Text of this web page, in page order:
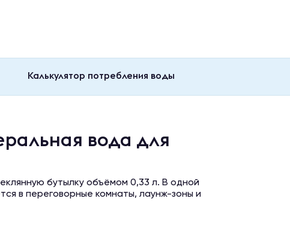
Калькулятор потребления воды
вода для
бутылку объёмом 0,33 л. В одной
в переговорные комнаты, лаунж-зоны и